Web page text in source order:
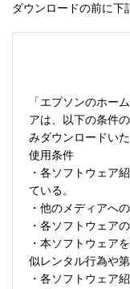
ダウンロードの前に下
「エプソンのホー
アは、以下の条件
みダウンロードい
使用条件
・各ソフトウェア
ている。
・他のメディアへ
・各ソフトウェア
・本ソフトウェア
似レンタル行為や
・各ソフトウェア